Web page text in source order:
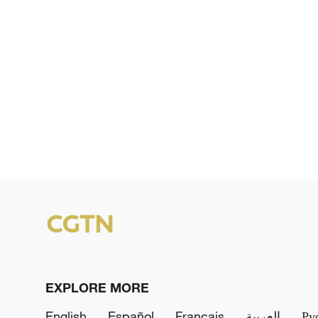
EXPLORE MORE